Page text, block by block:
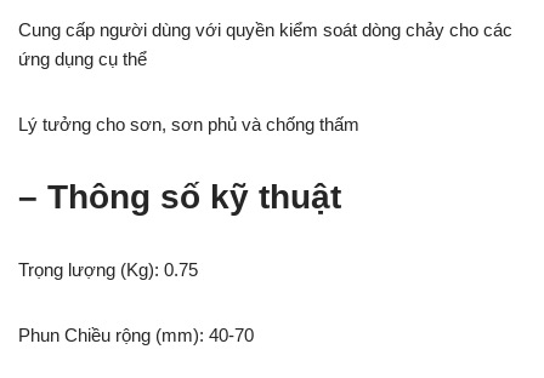
Cung cấp người dùng với quyền kiểm soát dòng chảy cho các
ứng dụng cụ thể
Lý tưởng cho sơn, sơn phủ và chống thấm
– Thông số kỹ thuật
Trọng lượng (Kg): 0.75
Phun Chiều rộng (mm): 40-70